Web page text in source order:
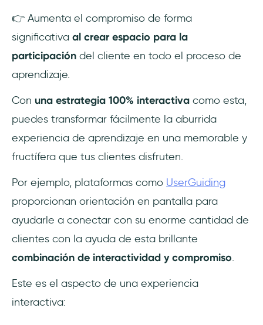
👉 Aumenta el compromiso de forma
significativa al crear espacio para la
participación del cliente en todo el proceso de
aprendizaje.
Con una estrategia 100% interactiva como esta,
puedes transformar fácilmente la aburrida
experiencia de aprendizaje en una memorable y
fructífera que tus clientes disfruten.
Por ejemplo, plataformas como UserGuiding
proporcionan orientación en pantalla para
ayudarle a conectar con su enorme cantidad de
clientes con la ayuda de esta brillante
combinación de interactividad y compromiso.
Este es el aspecto de una experiencia
interactiva: